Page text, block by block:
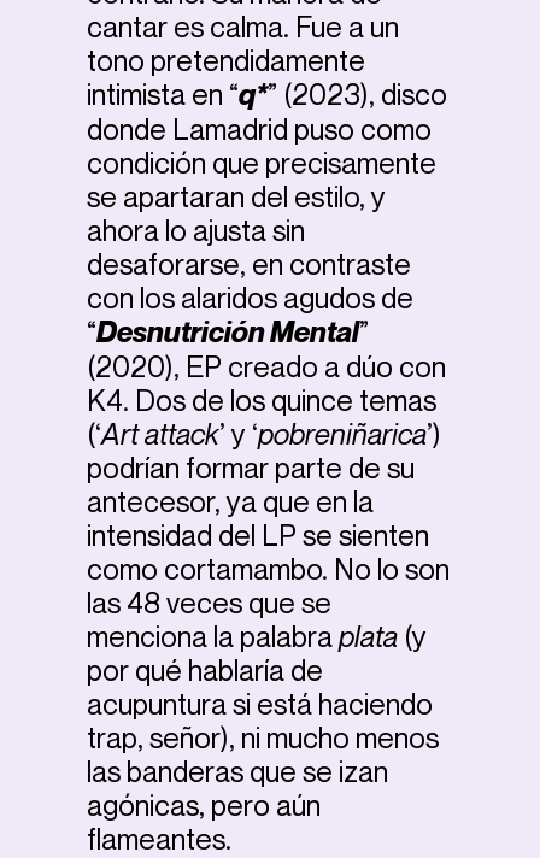
cantar es calma. Fue a un
tono pretendidamente
intimista en “q*” (2023), disco
donde Lamadrid puso como
condición que precisamente
se apartaran del estilo, y
ahora lo ajusta sin
desaforarse, en contraste
con los alaridos agudos de
“Desnutrición Mental”
(2020), EP creado a dúo con
K4. Dos de los quince temas
(‘Art attack’ y ‘pobreniñarica’)
podrían formar parte de su
antecesor, ya que en la
intensidad del LP se sienten
como cortamambo. No lo son
las 48 veces que se
menciona la palabraplata (y
por qué hablaría de
acupuntura si está haciendo
trap, señor), ni mucho menos
las banderas que se izan
agónicas, pero aún
flameantes.